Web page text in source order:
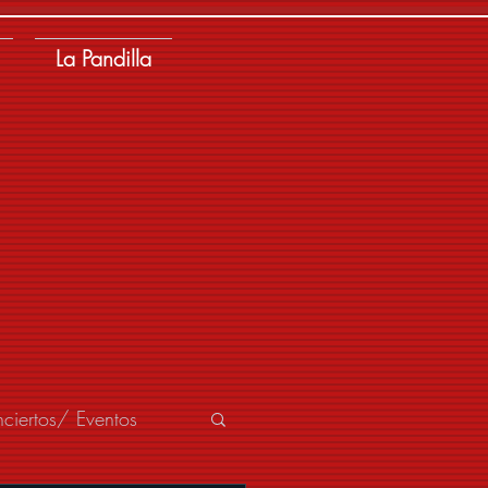
La Pandilla
Eventos